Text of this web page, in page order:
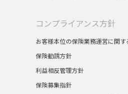
コンプライアンス方針
お客様本位の保険業務運営に関す
保険勧誘方針
利益相反管理方針
保険募集指針